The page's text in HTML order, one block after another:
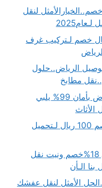
نقل عفش بمكة بـ23%خصم..الخيارالأمثل لنقل
نوم بالرياض 100ريال خصم لـتركيب غرف
توصيل الرياض..حلول
مطابخ
دينا تشيل اثاث مستعمل بالرياض بأمان 99% يلبي
دينه تحميل عفش الرياض بخصم 100 ريال لـتحميل
ونيت نقل عفش حي السويدي 18%خصم ونيت نقل
الـأن
الأمثل لنقل عفشك